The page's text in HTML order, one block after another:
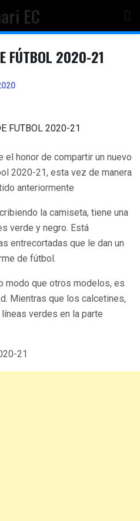
EC
FÚTBOL 2020-21
el honor de compartir un nuevo
2020-21, esta vez de manera
anteriormente
la camiseta, tiene una
verde y negro. Está
entrecortadas que le dan un
de fútbol.
modo que otros modelos, es
Mientras que los calcetines,
verdes en la parte